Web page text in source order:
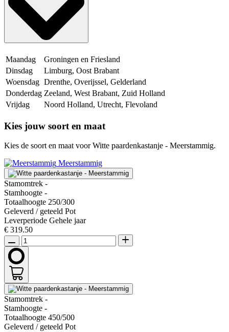
Maandag
Groningen en Friesland
Dinsdag
Limburg, Oost Brabant
Woensdag Drenthe, Overijssel, Gelderland
Donderdag Zeeland, West Brabant, Zuid Holland
Vrijdag
Noord Holland, Utrecht, Flevoland
Kies jouw soort en maat
Kies de soort en maat voor Witte paardenkastanje - Meerstammig.
Meerstammig
Stamomtrek -
Stamhoogte -
Totaalhoogte 250/300
Geleverd / geteeld Pot
Leverperiode Gehele jaar
€ 319.50
Stamomtrek -
Stamhoogte -
Totaalhoogte 450/500
Geleverd / geteeld Pot